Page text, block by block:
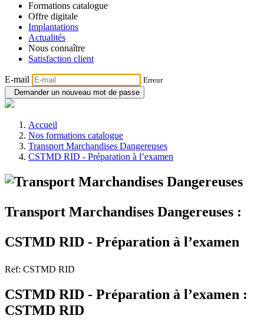
Formations catalogue
Offre digitale
Implantations
Actualités
Nous connaître
Satisfaction client
E-mail
Erreur
Demander un nouveau mot de passe
Accueil
Nos formations catalogue
Transport Marchandises Dangereuses
CSTMD RID - Préparation à l’examen
Transport Marchandises Dangereuses :
CSTMD RID - Préparation à l’examen
Ref: CSTMD RID
CSTMD RID - Préparation à l’examen :
CSTMD RID